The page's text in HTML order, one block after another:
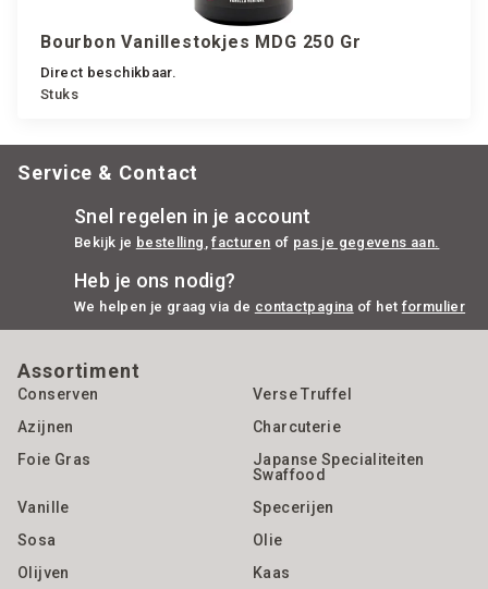
Bourbon Vanillestokjes MDG 250 Gr
Direct beschikbaar.
Stuks
Service & Contact
Snel regelen in je account
Bekijk je bestelling , facturen of pas je gegevens aan.
Heb je ons nodig?
We helpen je graag via de contactpagina of het formulier
Assortiment
Conserven
Verse Truffel
Azijnen
Charcuterie
Foie Gras
Japanse Specialiteiten
Swaffood
Vanille
Specerijen
Sosa
Olie
Olijven
Kaas